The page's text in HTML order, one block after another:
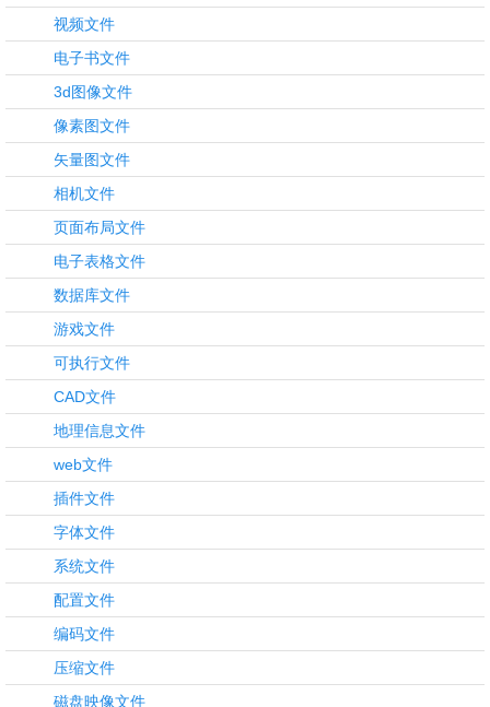
视频文件
电子书文件
3d图像文件
像素图文件
矢量图文件
相机文件
页面布局文件
电子表格文件
数据库文件
游戏文件
可执行文件
CAD文件
地理信息文件
web文件
插件文件
字体文件
系统文件
配置文件
编码文件
压缩文件
磁盘映像文件